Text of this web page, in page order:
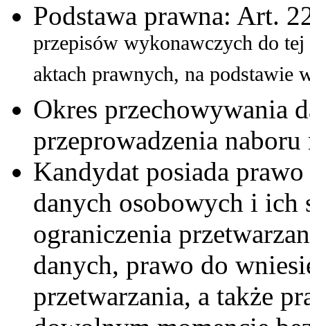
Podstawa prawna: Art.
przepisów wykonawczych do
aktach prawnych, na podstawie
Okres przechowywania
przeprowadzenia
Kandydat posiada
danych osobowych i ich
ograniczenia
danych, prawo do
przetwarzania, a także